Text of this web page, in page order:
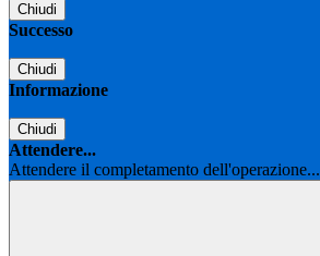
Chiudi
Successo
Chiudi
Informazione
Chiudi
Attendere...
Attendere il completamento dell'operazione...